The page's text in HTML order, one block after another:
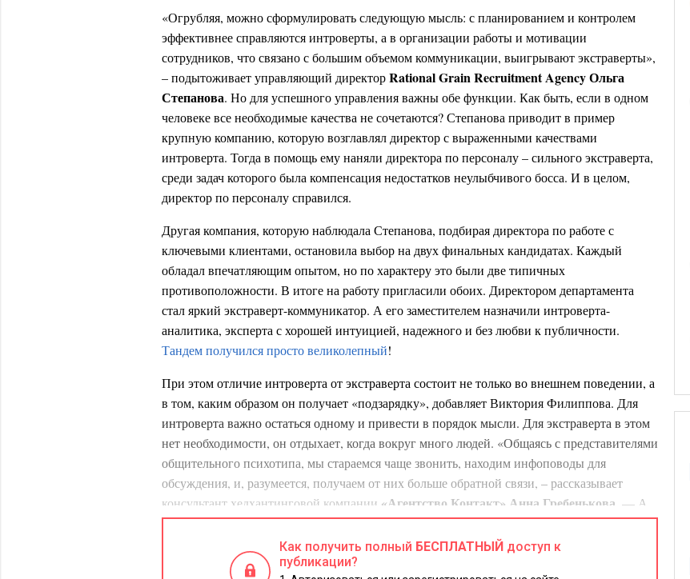
«Огрубляя, можно сформулировать следующую мысль: с планированием и контролем
эффективнее справляются интроверты, а в организации работы и мотивации
сотрудников, что связано с большим объемом коммуникации, выигрывают экстраверты»,
– подытоживает управляющий директорRational Grain Recruitment Agency Ольга
Степанова. Но для успешного управления важны обе функции. Как быть, если в одном
человеке все необходимые качества не сочетаются? Степанова приводит в пример
крупную компанию, которую возглавлял директор с выраженными качествами
интроверта. Тогда в помощь ему наняли директора по персоналу – сильного экстраверта,
среди задач которого была компенсация недостатков неулыбчивого босса. И в целом,
директор по персоналу справился.
Другая компания, которую наблюдала Степанова, подбирая директора по работе с
ключевыми клиентами, остановила выбор на двух финальных кандидатах. Каждый
обладал впечатляющим опытом, но по характеру это были две типичных
противоположности. В итоге на работу пригласили обоих. Директором департамента
стал яркий экстраверт-коммуникатор. А его заместителем назначили интроверта-
аналитика, эксперта с хорошей интуицией, надежного и без любви к публичности.
Тандем получился просто великолепный!
При этом отличие интроверта от экстраверта состоит не только во внешнем поведении, а
в том, каким образом он получает «подзарядку», добавляет Виктория Филиппова. Для
интроверта важно остаться одному и привести в порядок мысли. Для экстраверта в этом
нет необходимости, он отдыхает, когда вокруг много людей. «Общаясь с представителями
общительного психотипа, мы стараемся чаще звонить, находим инфоповоды для
обсуждения, и, разумеется, получаем от них больше обратной связи, – рассказывает
консультант хедхантинговой компании «Агентство Контакт» Анна Гребенькова . — А
наши заказчики-интроверты предпочитают контактировать по почте: кратко, лаконично,
по делу. Работая с ними, мы делаем упор на четкую схему взаимодействия».
Как получить полный БЕСПЛАТНЫЙ доступ к
публикации?